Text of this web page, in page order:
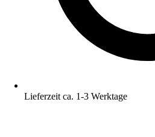
Lieferzeit ca. 1-3 Werktage